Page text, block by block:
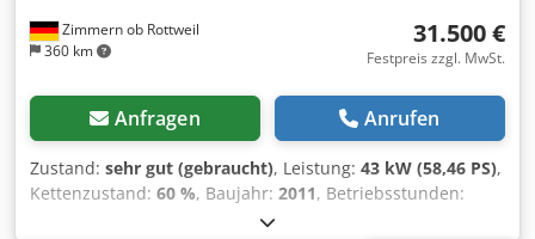
Zimmern ob Rottweil
360 km
31.500 €
Festpreis zzgl. MwSt.
Anfragen Anrufen
Zustand: sehr gut (gebraucht), Leistung: 43 kW (58,46 PS),
Kettenzustand: 60 %, Baujahr: 2011, Betriebsstunden:
Gummiketten, Klimaanlage